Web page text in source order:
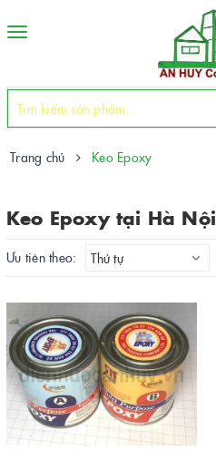
Toggle
Trang chủ Keo Epoxy
Keo Epoxy tại Hà Nội
Ưu tiên theo: Thứ tự